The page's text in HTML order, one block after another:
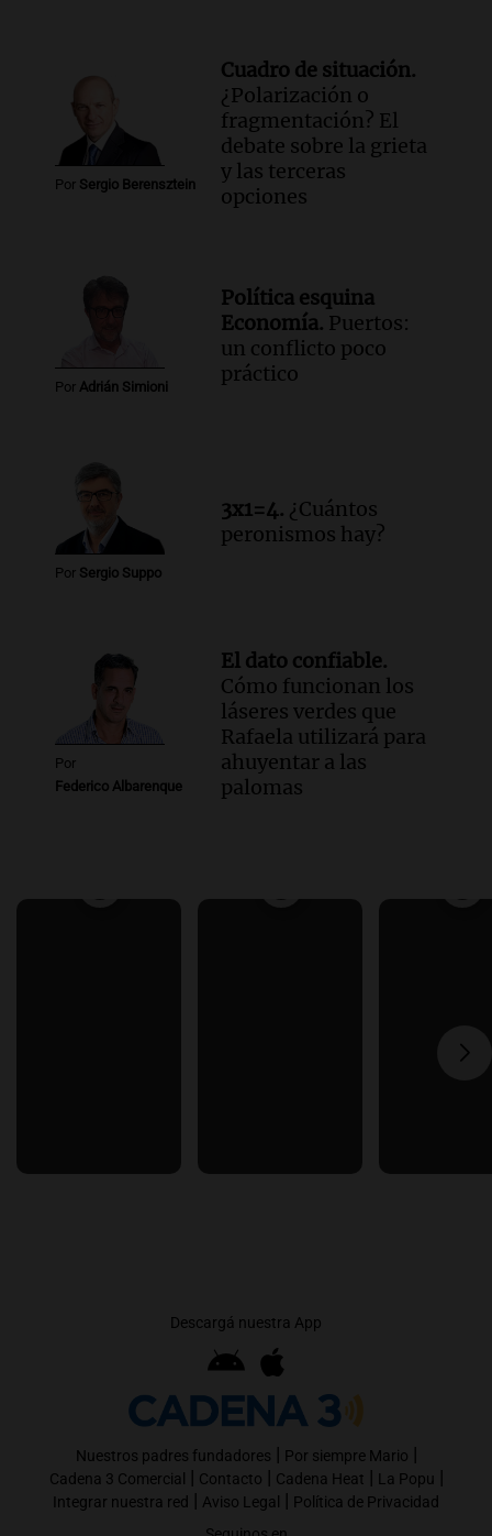
Por Sergio Berensztein
Cuadro de situación.
¿Polarización o
fragmentación? El
debate sobre la grieta
y las terceras
opciones
Por Adrián Simioni
Política esquina
Economía. Puertos:
un conflicto poco
práctico
Por Sergio Suppo
3x1=4. ¿Cuántos
peronismos hay?
Por
Federico Albarenque
El dato confiable.
Cómo funcionan los
láseres verdes que
Rafaela utilizará para
ahuyentar a las
palomas
Descargá nuestra App
Nuestros padres fundadores | Por siempre Mario |
Cadena 3 Comercial | Contacto | Cadena Heat | La Popu |
Integrar nuestra red | Aviso Legal | Política de Privacidad